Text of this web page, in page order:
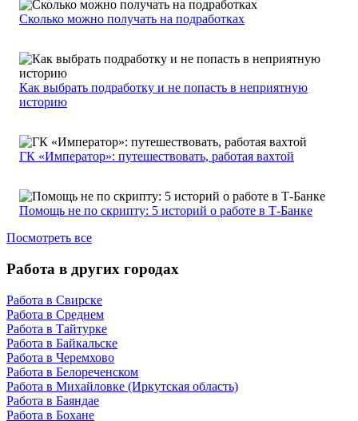
Сколько можно получать на подработках
Как выбрать подработку и не попасть в неприятную
историю
ГК «Император»: путешествовать, работая вахтой
Помощь не по скрипту: 5 историй о работе в Т-Банке
Посмотреть все
Работа в других городах
Работа в Свирске
Работа в Среднем
Работа в Тайтурке
Работа в Байкальске
Работа в Черемхово
Работа в Белореченском
Работа в Михайловке (Иркутская область)
Работа в Баяндае
Работа в Бохане